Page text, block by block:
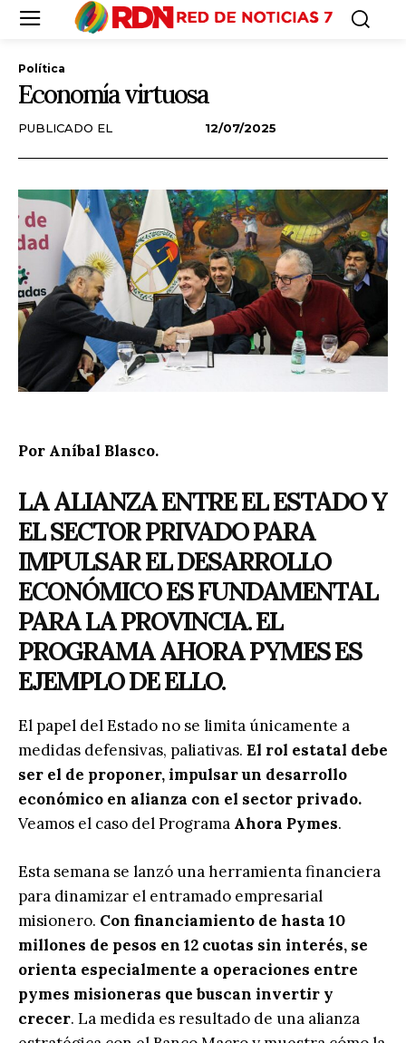
Política
Economía virtuosa
PUBLICADO EL 12/07/2025
Por Aníbal Blasco.
LA ALIANZA ENTRE EL ESTADO Y
EL SECTOR PRIVADO PARA
IMPULSAR EL DESARROLLO
ECONÓMICO ES FUNDAMENTAL
PARA LA PROVINCIA. EL
PROGRAMA AHORA PYMES ES
EJEMPLO DE ELLO.
El papel del Estado no se limita únicamente a
medidas defensivas, paliativas. El rol estatal debe
ser el de proponer, impulsar un desarrollo
económico en alianza con el sector privado.
Veamos el caso del Programa Ahora Pymes.
Esta semana se lanzó una herramienta financiera
para dinamizar el entramado empresarial
misionero. Con financiamiento de hasta 10
millones de pesos en 12 cuotas sin interés, se
orienta especialmente a operaciones entre
pymes misioneras que buscan invertir y
crecer. La medida es resultado de una alianza